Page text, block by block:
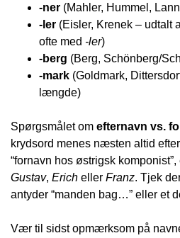
-ner (Mahler, Hummel,
-ler (Eisler, Krenek – udtalt
ofte med -ler)
-berg (Berg, Schönberg/
-mark (Goldmark,
længde)
Spørgsmålet om efternavn vs.
krydsord menes næsten altid
“fornavn hos østrigsk
Gustav, Erich eller Franz. Tjek
antyder “manden bag…” eller et
Vær til sidst opmærksom på